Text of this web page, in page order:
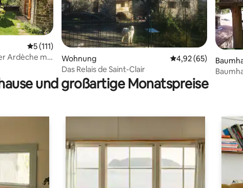
145 Bewertungen
Durchschnittliche Bewertung: 5 von 5, 111 Bewertungen
5 (111)
Ardèche mit
Wohnung Durchschnittliche
4,92 (65)
Das Relais de Saint-Clair
und großartige Monatspreise